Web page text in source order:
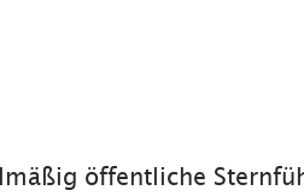
öffentliche